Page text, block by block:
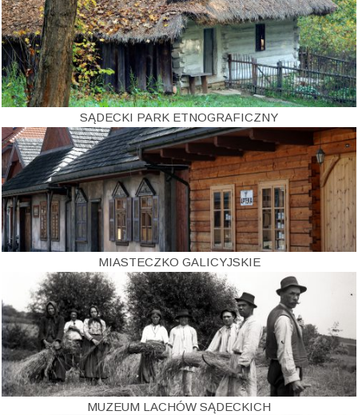
SĄDECKI PARK ETNOGRAFICZNY
MIASTECZKO GALICYJSKIE
MUZEUM LACHÓW SĄDECKICH